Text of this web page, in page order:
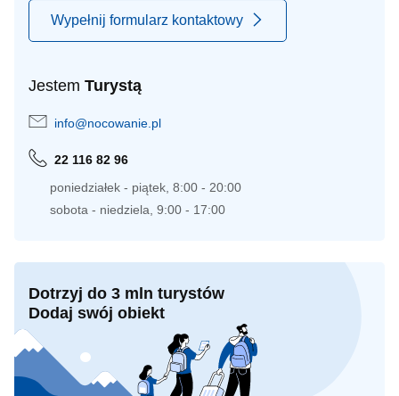
Wypełnij formularz kontaktowy
Jestem Turystą
info@nocowanie.pl
22 116 82 96
poniedziałek - piątek, 8:00 - 20:00
sobota - niedziela, 9:00 - 17:00
Dotrzyj do 3 mln turystów
Dodaj swój obiekt